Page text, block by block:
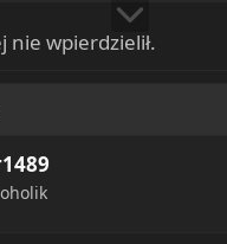
nie wpierdzielił.